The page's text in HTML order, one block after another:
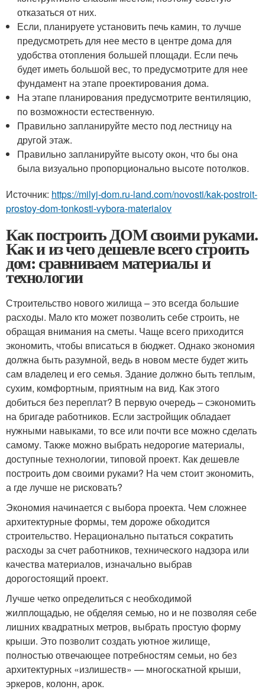
отказаться от них.
Если, планируете установить печь камин, то лучше
предусмотреть для нее место в центре дома для
удобства отопления большей площади. Если печь
будет иметь большой вес, то предусмотрите для нее
фундамент на этапе проектирования дома.
На этапе планирования предусмотрите вентиляцию,
по возможности естественную.
Правильно запланируйте место под лестницу на
другой этаж.
Правильно запланируйте высоту окон, что бы она
была визуально пропорционально высоте потолков.
Источник: https://milyj-dom.ru-land.com/novosti/kak-postroit-
prostoy-dom-tonkosti-vybora-materialov
Как построить ДОМ своими руками.
Как и из чего дешевле всего строить
дом: сравниваем материалы и
технологии
Строительство нового жилища – это всегда большие
расходы. Мало кто может позволить себе строить, не
обращая внимания на сметы. Чаще всего приходится
экономить, чтобы вписаться в бюджет. Однако экономия
должна быть разумной, ведь в новом месте будет жить
сам владелец и его семья. Здание должно быть теплым,
сухим, комфортным, приятным на вид. Как этого
добиться без переплат? В первую очередь – сэкономить
на бригаде работников. Если застройщик обладает
нужными навыками, то все или почти все можно сделать
самому. Также можно выбрать недорогие материалы,
доступные технологии, типовой проект. Как дешевле
построить дом своими руками? На чем стоит экономить,
а где лучше не рисковать?
Экономия начинается с выбора проекта. Чем сложнее
архитектурные формы, тем дороже обходится
строительство. Нерационально пытаться сократить
расходы за счет работников, технического надзора или
качества материалов, изначально выбрав
дорогостоящий проект.
Лучше четко определиться с необходимой
жилплощадью, не обделяя семью, но и не позволяя себе
лишних квадратных метров, выбрать простую форму
крыши. Это позволит создать уютное жилище,
полностью отвечающее потребностям семьи, но без
архитектурных «излишеств» — многоскатной крыши,
эркеров, колонн, арок.